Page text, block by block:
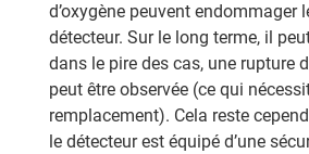
d’oxygène peuvent endommager
détecteur. Sur le long terme, il
dans le pire des cas, une rupture
peut être observée (ce qui
remplacement). Cela reste
le détecteur est équipé d’une